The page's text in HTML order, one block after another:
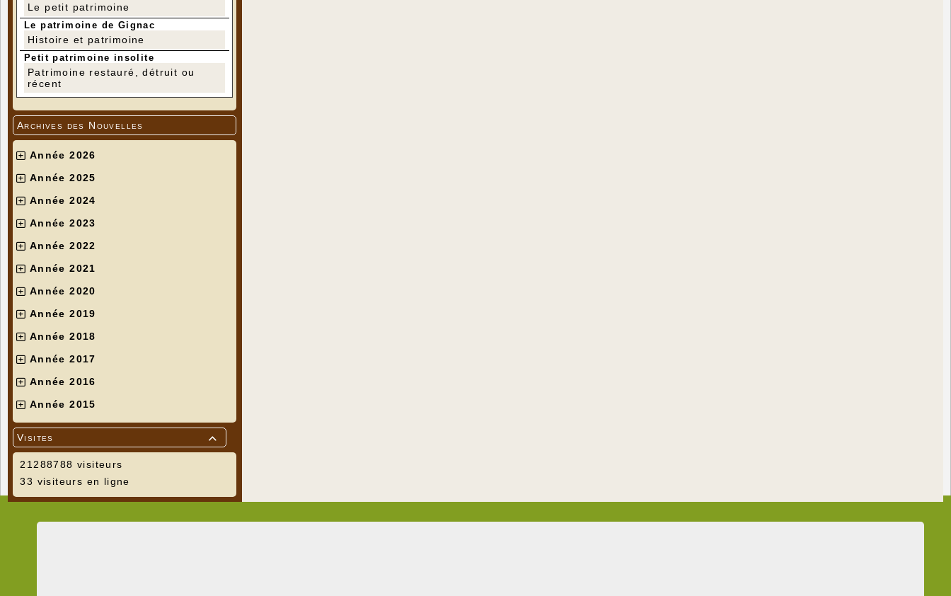
Le petit patrimoine
Le patrimoine de Gignac
Histoire et patrimoine
Petit patrimoine insolite
Patrimoine restauré, détruit ou
récent
Archives des Nouvelles
Année 2026
Année 2025
Année 2024
Année 2023
Année 2022
Année 2021
Année 2020
Année 2019
Année 2018
Année 2017
Année 2016
Année 2015

Visites
21288788 visiteurs
33 visiteurs en ligne